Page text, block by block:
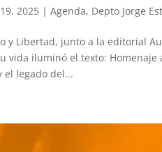
2025 |Agenda, Depto Jorge
y Libertad, junto a la editorial
vida iluminó el texto: Homenaje
el legado del...